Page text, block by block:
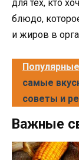
для тех, кто
блюдо,
и жиров в
самые
советы и
Важные